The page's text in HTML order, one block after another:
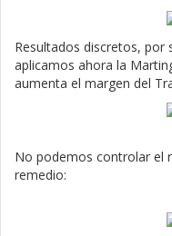
Resultados discretos, por
aplicamos ahora la
aumenta el margen del
No podemos controlar el
remedio: